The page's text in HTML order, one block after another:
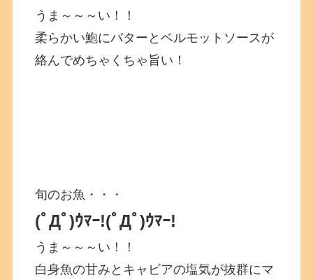
うま～～～い！！
柔らかい鮑にバターとベルモットソースが
絡んでめちゃくちゃ旨い！
旬のお魚・・・
(ﾟДﾟ)ｳﾏｰ!(ﾟДﾟ)ｳﾏｰ!
うま～～～い！！
白身魚の甘みとキャビアの塩気が抜群にマ